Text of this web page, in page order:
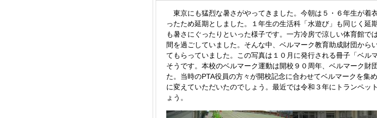
東京にも猛烈な暑さがやってきました。今朝は５・６年生が着
ったため延期としました。１年生の生活科「水遊び」も同じく延
も暑さにぐったりといった様子です。一方冷房で涼しい体育館で
間を過ごしていました。そんな中、ベルマーク教育助成財団から
てもらっていました。この写真は１０月に発行される冊子「ベ
そうです。本校のベルマーク運動は開校９０周年、ベルマーク財
た。当時のPTA役員の方々が開校記念に合わせてベルマークを集
に変えていただいたのでしょう。最近では令和３年にトランペッ
ょう。